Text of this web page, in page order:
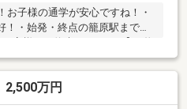
お子様の通学が安心ですね！・
・始発・終点の籠原駅まで徒
します。2.無理な売り込みや契
い営業は一切行いません。3.契
後、お引越し後もお客様のパ
り広告は一切使いません。(デ
2,500万円